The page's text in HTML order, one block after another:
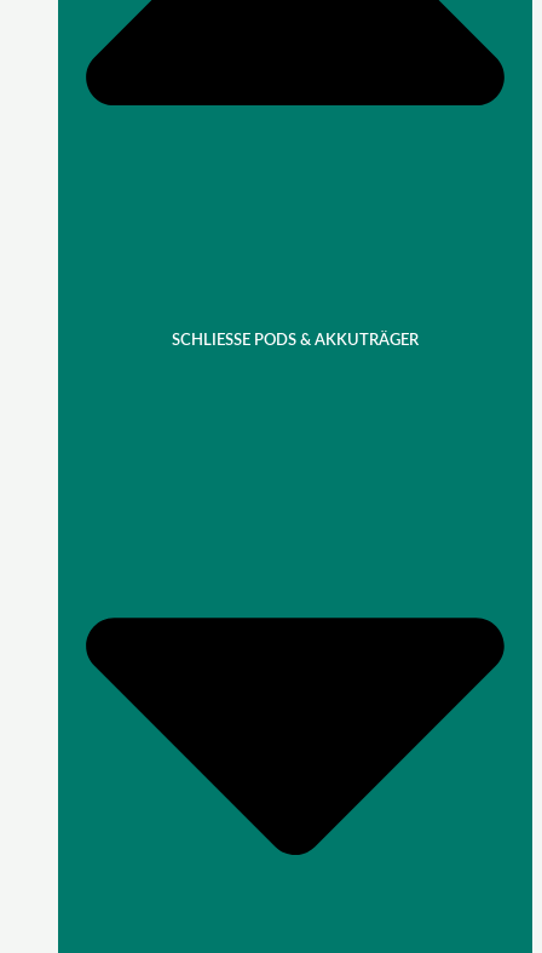
SCHLIESSE PODS & AKKUTRÄGER